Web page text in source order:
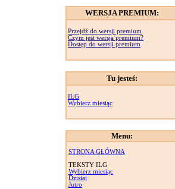
WERSJA PREMIUM:
Przejdź do wersji premium
Czym jest wersja premium?
Dostęp do wersji premium
Tu jesteś:
ILG
Wybierz miesiąc
Menu:
STRONA GŁÓWNA
TEKSTY ILG
Wybierz miesiąc
Dzisiaj
Jutro